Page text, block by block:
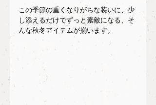
この季節の重くなりがちな装いに、少
し添えるだけでずっと素敵になる、そ
んな秋冬アイテムが揃います。